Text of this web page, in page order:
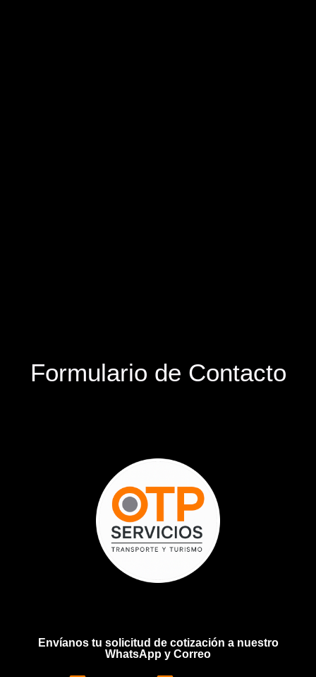
Formulario de Contacto
Envíanos tu solicitud de cotización a nuestro
WhatsApp y Correo